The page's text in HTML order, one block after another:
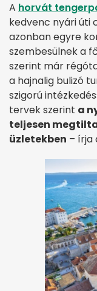
A horvát
kedvenc nyári úti
azonban egyre
szembesülnek a
szerint már
a hajnalig bulizó
szigorú
tervek szerint a
teljesen
üzletekben – írja